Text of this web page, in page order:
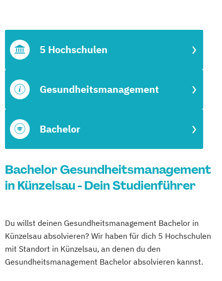
Bachelor
Gesundheitsmanagement
5 Hochschulen
Bachelor Gesundheitsmanagement
in Künzelsau - Dein Studienführer
Du willst deinen Gesundheitsmanagement Bachelor in
Künzelsau absolvieren? Wir haben für dich 5 Hochschulen
mit Standort in Künzelsau, an denen du den
Gesundheitsmanagement Bachelor absolvieren kannst.